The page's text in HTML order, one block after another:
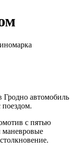
Гродно автомобиль
поездом.
с пятью